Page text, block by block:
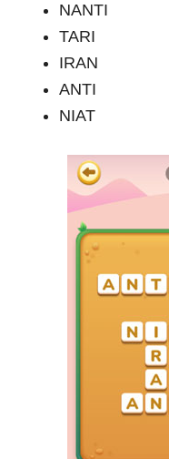
NANTI
TARI
IRAN
ANTI
NIAT